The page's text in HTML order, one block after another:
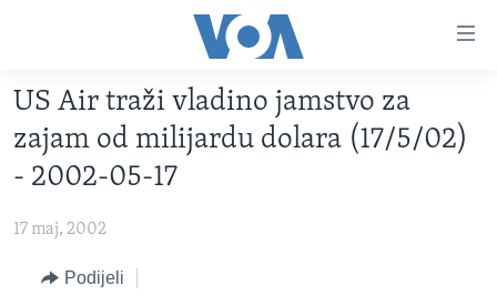
glavni
sadržaj
Pređi
glavnu
navigaciju
VIDEO
VIJESTI
SJEDINJENE AMERIČKE DRŽAVE
NAUKA I TEHNOLOGIJA
US Air traži vladino jamstvo za
zajam od milijardu dolara (17/5/02)
- 2002-05-17
17 maj, 2002
Podijeli